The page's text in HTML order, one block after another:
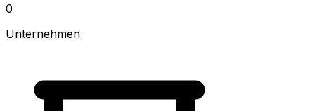
0
Unternehmen